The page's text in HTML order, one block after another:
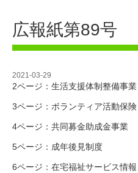
広報紙第89号
2021-03-29
2ページ：生活支援体制整備事業
3ページ：ボランティア活動保険
4ページ：共同募金助成金事業
5ページ：成年後見制度
6ページ：在宅福祉サービス情報